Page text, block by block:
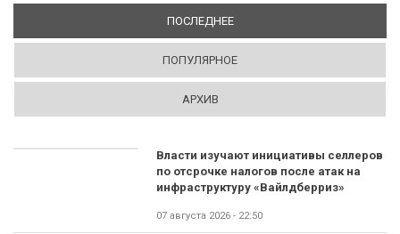
ПОСЛЕДНЕЕ(АКТИВНАЯ ВКЛАДКА)
ПОПУЛЯРНОЕ
АРХИВ
Власти изучают инициативы селлеров
по отсрочке налогов после атак на
инфраструктуру «Вайлдберриз»
07 августа 2026 - 22:50